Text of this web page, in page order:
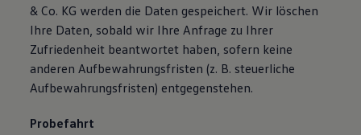
& Co. KG werden die Daten gespeichert. Wir löschen
Ihre Daten, sobald wir Ihre Anfrage zu Ihrer
Zufriedenheit beantwortet haben, sofern keine
anderen Aufbewahrungsfristen (z. B. steuerliche
Aufbewahrungsfristen) entgegenstehen.
Probefahrt